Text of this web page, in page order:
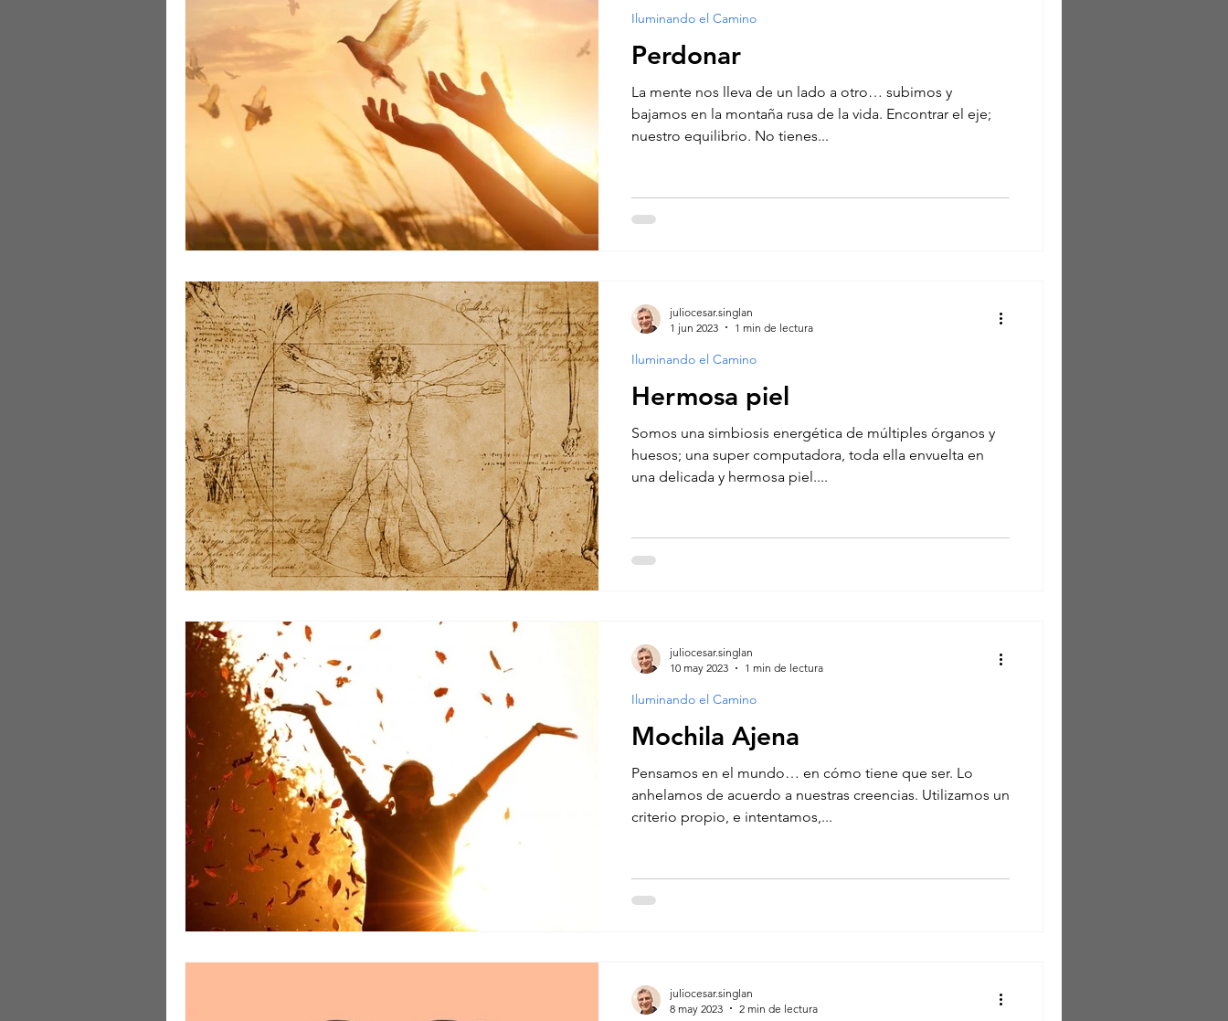
Perdonar
La mente nos lleva de un lado a otro… subimos y
bajamos en la montaña rusa de la vida. Encontrar el eje;
nuestro equilibrio. No tienes...
Iluminando el Camino
Hermosa piel
Somos una simbiosis energética de múltiples órganos y
huesos; una super computadora, toda ella envuelta en
una delicada y hermosa piel....
Iluminando el Camino
juliocesar.singlan
1 jun 2023
1 min de lectura
Mochila Ajena
Pensamos en el mundo… en cómo tiene que ser. Lo
anhelamos de acuerdo a nuestras creencias. Utilizamos un
criterio propio, e intentamos,...
Iluminando el Camino
juliocesar.singlan
10 may 2023
1 min de lectura
juliocesar.singlan
8 may 2023
2 min de lectura